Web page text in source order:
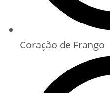
Coração de Frango